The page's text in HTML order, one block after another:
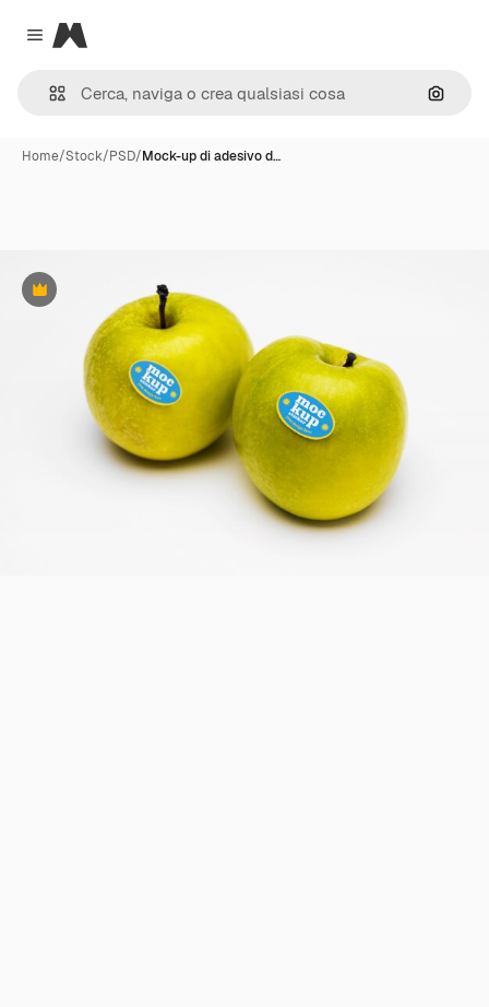
Close menu
Magnific
Cerca
Home/Stock/PSD/Mock-up di adesivo d…
Premium